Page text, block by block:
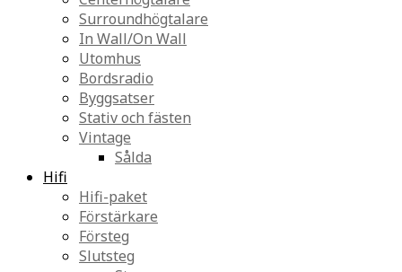
Surroundhögtalare
In Wall/On Wall
Utomhus
Bordsradio
Byggsatser
Stativ och fästen
Vintage
Sålda
Hifi
Hifi-paket
Förstärkare
Försteg
Slutsteg